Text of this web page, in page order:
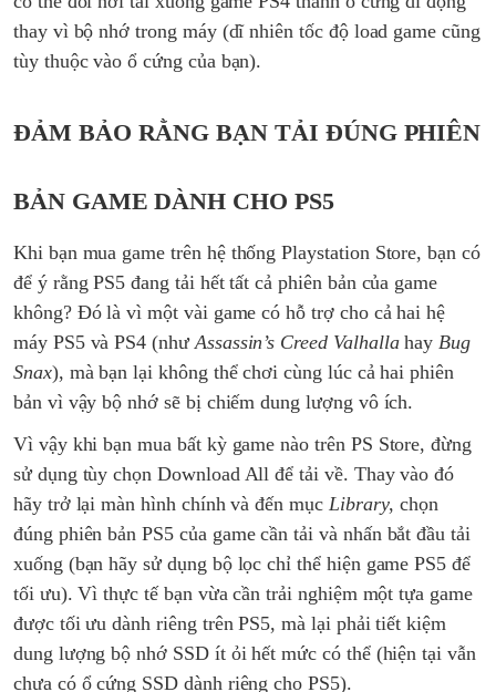
thay vì bộ nhớ trong máy (dĩ nhiên tốc độ load game cũng
tùy thuộc vào ổ cứng của bạn).
ĐẢM BẢO RẰNG BẠN TẢI ĐÚNG PHIÊN
BẢN GAME DÀNH CHO PS5
Khi bạn mua game trên hệ thống Playstation Store, bạn có
để ý rằng PS5 đang tải hết tất cả phiên bản của game
không? Đó là vì một vài game có hỗ trợ cho cả hai hệ
máy PS5 và PS4 (nhưAssassin’s Creed ValhallahayBug
Snax), mà bạn lại không thể chơi cùng lúc cả hai phiên
bản vì vậy bộ nhớ sẽ bị chiếm dung lượng vô ích.
Vì vậy khi bạn mua bất kỳ game nào trên PS Store, đừng
sử dụng tùy chọn Download All để tải về. Thay vào đó
hãy trở lại màn hình chính và đến mục Library, chọn
đúng phiên bản PS5 của game cần tải và nhấn bắt đầu tải
xuống (bạn hãy sử dụng bộ lọc chỉ thể hiện game PS5 để
tối ưu). Vì thực tế bạn vừa cần trải nghiệm một tựa game
được tối ưu dành riêng trên PS5, mà lại phải tiết kiệm
dung lượng bộ nhớ SSD ít ỏi hết mức có thể (hiện tại vẫn
chưa có ổ cứng SSD dành riêng cho PS5).